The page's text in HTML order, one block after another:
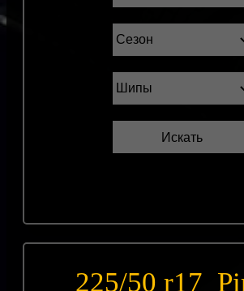
225/50 r17